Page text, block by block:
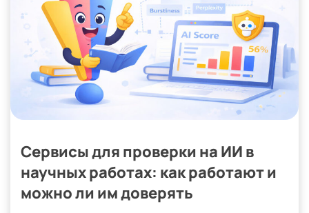
Сервисы для проверки на ИИ в
научных работах: как работают и
можно ли им доверять